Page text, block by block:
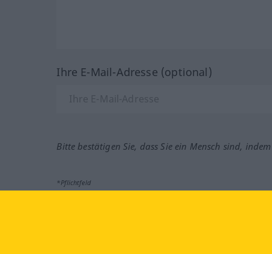
Ihre E-Mail-Adresse (optional)
Bitte bestätigen Sie, dass Sie ein Mensch sind,
*Pflichtfeld